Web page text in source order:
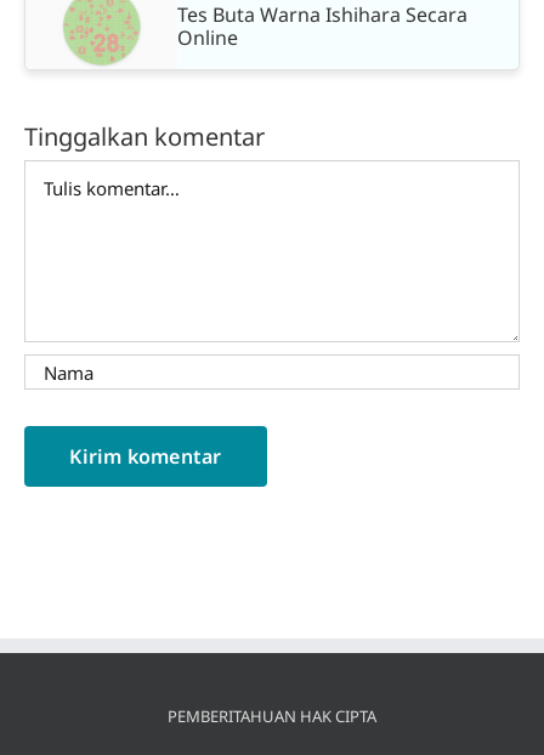
Tes Buta Warna Ishihara Secara
Online
Tinggalkan komentar
PEMBERITAHUAN HAK CIPTA